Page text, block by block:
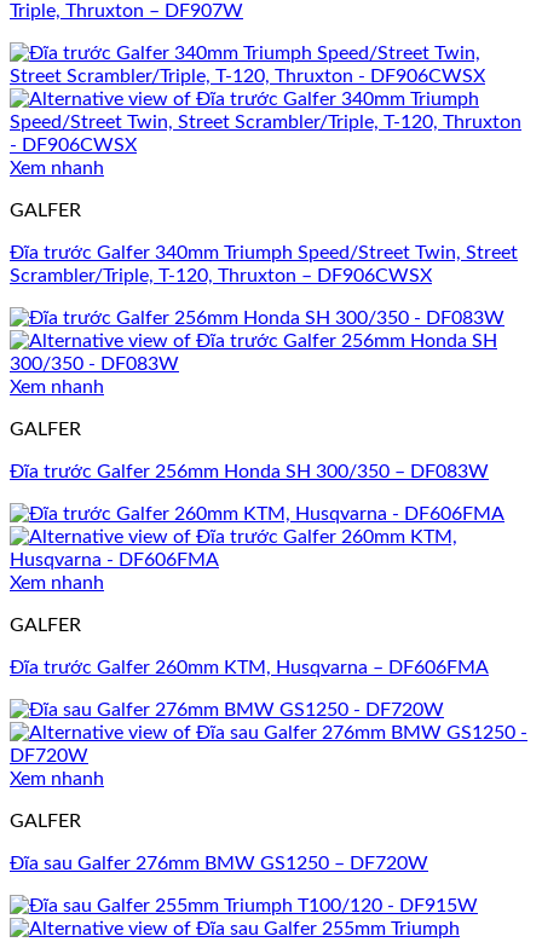
Triple, Thruxton – DF907W
Xem nhanh
GALFER
Đĩa trước Galfer 340mm Triumph Speed/Street Twin, Street
Scrambler/Triple, T-120, Thruxton – DF906CWSX
Xem nhanh
GALFER
Đĩa trước Galfer 256mm Honda SH 300/350 – DF083W
Xem nhanh
GALFER
Đĩa trước Galfer 260mm KTM, Husqvarna – DF606FMA
Xem nhanh
GALFER
Đĩa sau Galfer 276mm BMW GS1250 – DF720W